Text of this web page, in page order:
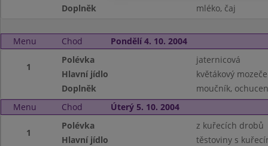
Doplněk
mléko, čaj
Menu Chod Pondělí 4. 10. 2004
1
Polévka
jaternicová
Hlavní jídlo
květákový
Doplněk
moučník,
Menu
Chod Úterý 5. 10. 2004
1
Polévka
z kuřecích drobů
Hlavní jídlo
těstoviny s